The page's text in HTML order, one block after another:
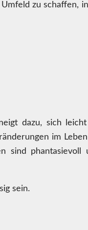
zu schaffen,
dazu, sich
im
sind phantasievoll
sein.